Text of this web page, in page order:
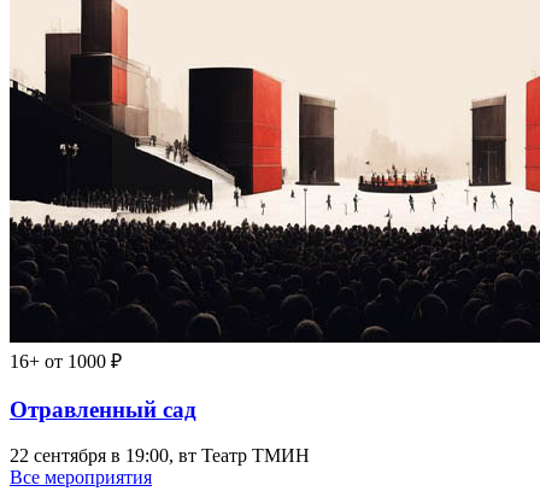
16+ от 1000 ₽
Отравленный сад
22 сентября в 19:00, вт Театр ТМИН
Все мероприятия